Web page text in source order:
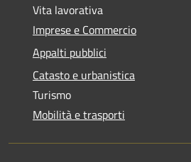
Vita lavorativa
Imprese e Commercio
Appalti pubblici
Catasto e urbanistica
Turismo
Mobilità e trasporti